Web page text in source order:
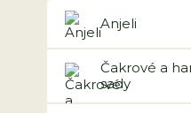
Anjeli
Čakrové a
sady